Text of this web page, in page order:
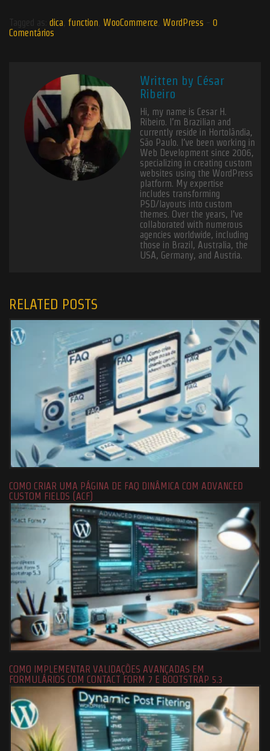
dica function WooCommerce WordPress
0
Comentários
Written by César
Ribeiro
Hi, my name is Cesar H.
Ribeiro. I’m Brazilian and
currently reside in Hortolândia,
São Paulo. I’ve been working in
Web Development since 2006,
specializing in creating custom
websites using the WordPress
platform. My expertise
includes transforming
PSD/layouts into custom
themes. Over the years, I’ve
collaborated with numerous
agencies worldwide, including
those in Brazil, Australia, the
USA, Germany, and Austria.
RELATED POSTS
COMO CRIAR UMA PÁGINA DE FAQ DINÂMICA COM ADVANCED
CUSTOM FIELDS (ACF)
COMO IMPLEMENTAR VALIDAÇÕES AVANÇADAS EM
FORMULÁRIOS COM CONTACT FORM 7 E BOOTSTRAP 5.3